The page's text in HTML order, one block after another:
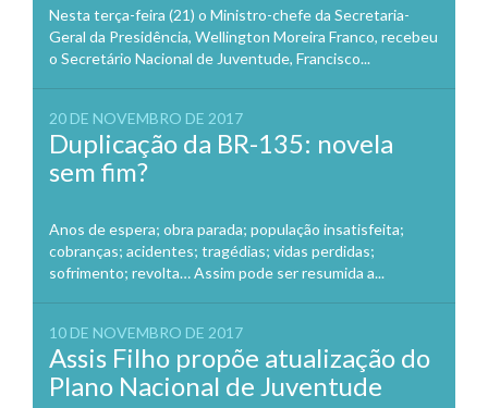
Nesta terça-feira (21) o Ministro-chefe da Secretaria-
Geral da Presidência, Wellington Moreira Franco, recebeu
o Secretário Nacional de Juventude, Francisco...
20 DE NOVEMBRO DE 2017
Duplicação da BR-135: novela
sem fim?
Anos de espera; obra parada; população insatisfeita;
cobranças; acidentes; tragédias; vidas perdidas;
sofrimento; revolta… Assim pode ser resumida a...
10 DE NOVEMBRO DE 2017
Assis Filho propõe atualização do
Plano Nacional de Juventude